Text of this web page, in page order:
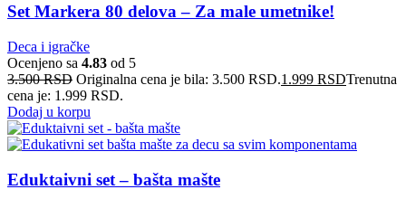
Set Markera 80 delova – Za male umetnike!
Deca i igračke
Ocenjeno sa 4.83 od 5
3.500RSD Originalna cena je bila: 3.500 RSD.1.999 RSDTrenutna
cena je: 1.999 RSD.
Dodaj u korpu
Eduktaivni set – bašta mašte